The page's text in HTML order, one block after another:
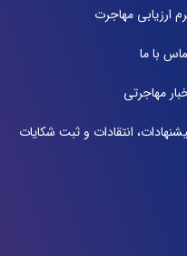
ارزیابی مهاجرت
با ما
مهاجرتی
انتقادات و ثبت شکایات